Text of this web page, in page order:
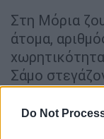
Do Not
Στη Μόρια
άτομα,
Σάμο
ξεπερνώντας
του